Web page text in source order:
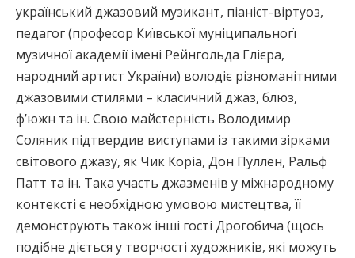
український джазовий музикант, піаніст-віртуоз,
педагог (професор Київської муніципальногї
музичної академії імені Рейнгольда Глієра,
народний артист України) володіє різноманітними
джазовими стилями – класичний джаз, блюз,
ф’южн та ін. Свою майстерність Володимир
Соляник підтвердив виступами із такими зірками
світового джазу, як Чик Коріа, Дон Пуллен, Ральф
Патт та ін. Така участь джазменів у міжнародному
контексті є необхідною умовою мистецтва, її
демонструють також інші гості Дрогобича (щось
подібне діється у творчості художників, які можуть